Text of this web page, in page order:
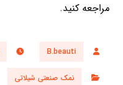
مراجعه کنید.
B.beauti
نمک صنعتی شیلاتی